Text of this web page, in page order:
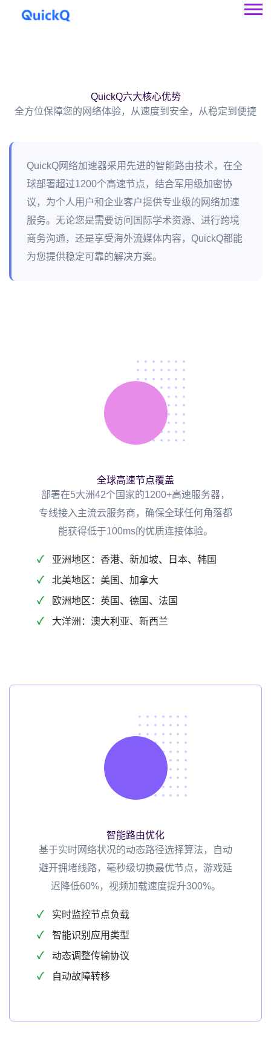
QuickQ六大核心优势
全方位保障您的网络体验，从速度到安全，从稳定到便捷
QuickQ网络加速器采用先进的智能路由技术，在全
球部署超过1200个高速节点，结合军用级加密协
议，为个人用户和企业客户提供专业级的网络加速
服务。无论您是需要访问国际学术资源、进行跨境
商务沟通，还是享受海外流媒体内容，QuickQ都能
为您提供稳定可靠的解决方案。
全球高速节点覆盖
部署在5大洲42个国家的1200+高速服务器，
专线接入主流云服务商，确保全球任何角落都
能获得低于100ms的优质连接体验。
亚洲地区：香港、新加坡、日本、韩国
北美地区：美国、加拿大
欧洲地区：英国、德国、法国
大洋洲：澳大利亚、新西兰
智能路由优化
基于实时网络状况的动态路径选择算法，自动
避开拥堵线路，毫秒级切换最优节点，游戏延
迟降低60%，视频加载速度提升300%。
实时监控节点负载
智能识别应用类型
动态调整传输协议
自动故障转移